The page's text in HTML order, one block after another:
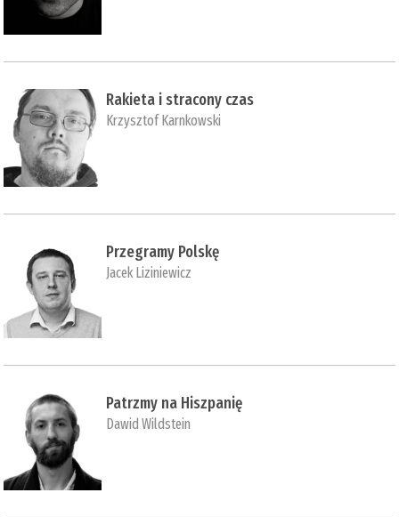
Rakieta i stracony czas
Krzysztof Karnkowski
Przegramy Polskę
Jacek Liziniewicz
Patrzmy na Hiszpanię
Dawid Wildstein